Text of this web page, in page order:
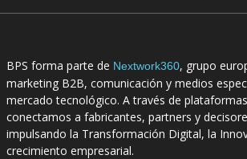
BPS forma parte de Nextwork360, grupo
marketing B2B, comunicación y medios
mercado tecnológico. A través de
conectamos a fabricantes, partners y
impulsando la Transformación Digital, la
crecimiento empresarial.